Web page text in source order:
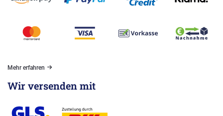
Mehr erfahren
Wir versenden mit